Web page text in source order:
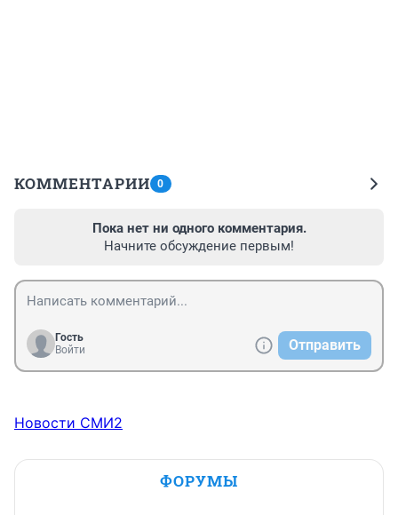
КОММЕНТАРИИ 0
Пока нет ни одного комментария.
Начните обсуждение первым!
Гость
Войти
Отправить
Новости СМИ2
ФОРУМЫ